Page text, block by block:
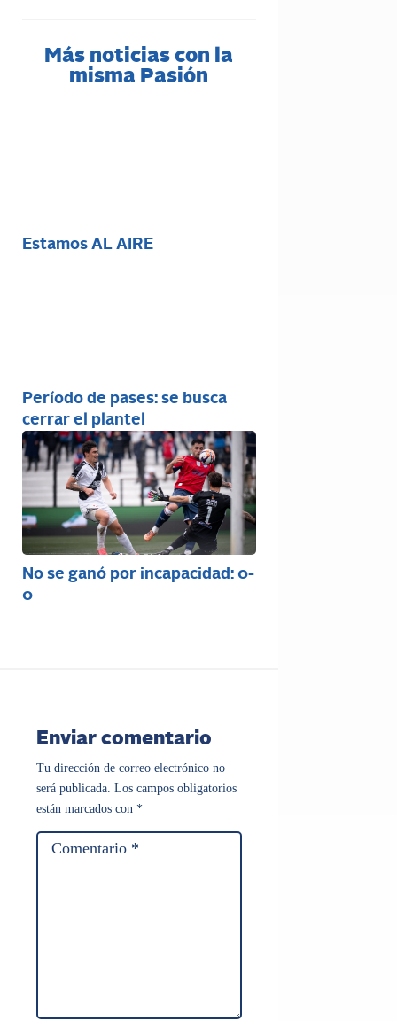
Más noticias con la
misma Pasión
Estamos AL AIRE
Período de pases: se busca
cerrar el plantel
No se ganó por incapacidad: 0-
0
Enviar comentario
Tu dirección de correo electrónico no
será publicada. Los campos obligatorios
están marcados con *